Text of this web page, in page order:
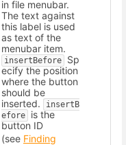
in file menubar.
The text against
this label is used
as text of the
menubar item.
insertBefore
Sp
ecify the position
where the button
should be
inserted.
insertB
efore
is the
button ID
(see Finding